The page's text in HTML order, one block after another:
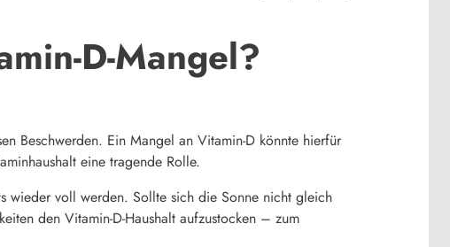
D-Mangel?
Beschwerden. Ein Mangel an Vitamin-D könnte hierfür
eine tragende Rolle.
wieder voll werden. Sollte sich die Sonne nicht gleich
den Vitamin-D-Haushalt aufzustocken – zum